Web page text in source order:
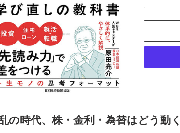
ト
の時代、株・金利・為替はどう動